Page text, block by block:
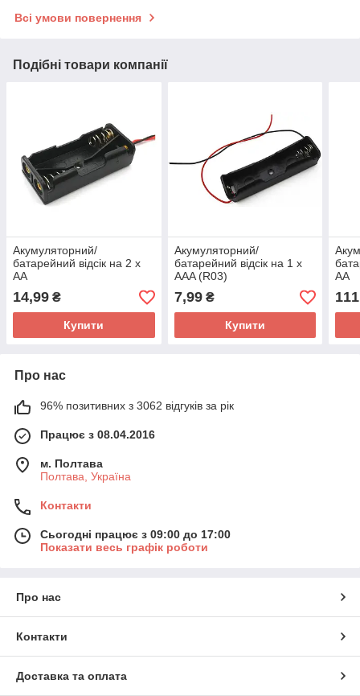
Всі умови повернення
Подібні товари компанії
Акумуляторний/
батарейний відсік на 2 х
AA
14,99 ₴
Купити
Акумуляторний/
батарейний відсік на 1 х
AAA (R03)
7,99₴
Купити
AA
Про нас
96% позитивних з 3062 відгуків за рік
Працює з 08.04.2016
м. Полтава
Полтава, Україна
Контакти
Сьогодні працює з 09:00 до 17:00
Показати весь графік роботи
Про нас
Контакти
Доставка та оплата